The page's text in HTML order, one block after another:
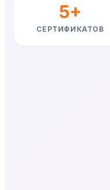
5+
СЕРТИФИКАТОВ